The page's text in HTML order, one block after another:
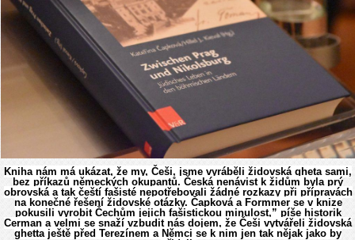
Kniha nám má ukázat, že my, Češi, jsme vyráběli židovská gheta sami,
bez příkazů německých okupantů. Česká nenávist k židům byla prý
obrovská a tak čeští fašisté nepotřebovali žádné rozkazy při přípravách
na konečné řešení židovské otázky. Čapková a Formmer se v knize
pokusili vyrobit Čechům jejich fašistickou minulost,” píše historik
Cerman a velmi se snaží vzbudit nás dojem, že Češi vytvářeli židovská
ghetta ještě před Terezínem a Němci se k nim jen tak nějak jako by